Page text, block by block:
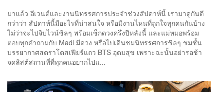
มาแล้ว อีเวนต์และงานนิทรรศการประจำช่วงสัปดาห์นี้ เรามาดูกันดี
กว่าว่า สัปดาห์นี้มีอะไรที่น่าสนใจ หรือมีงานไหนที่ถูกใจทุกคนกันบ้าง
ไม่ว่าจะไปจิบไวน์ชิลๆ พร้อมเช็กดวงครึ่งปีหลังนี้ และแม่หมอพร้อม
ตอบทุกคำถามกับ Madi มีดวง หรือไปเดินชมนิทรรศการชิลๆ ชมชั้น
บรรยากาศสตราโตสเฟียร์แถว BTS อุดมสุข เพราะฉะนั้นอย่ารอช้า
จดลิสต์สถานที่ที่ทุกคนอยากไปแ...